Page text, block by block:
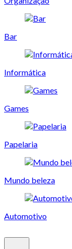
Bar
Informática
Games
Papelaria
Mundo beleza
Automotivo